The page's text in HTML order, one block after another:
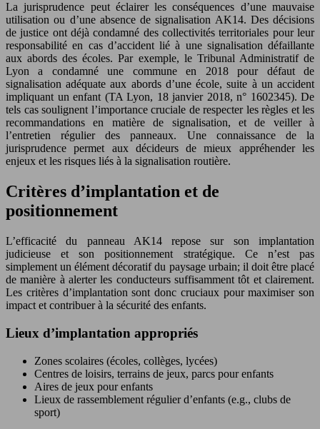
La jurisprudence peut éclairer les conséquences d’une mauvaise
utilisation ou d’une absence de signalisation AK14. Des décisions
de justice ont déjà condamné des collectivités territoriales pour leur
responsabilité en cas d’accident lié à une signalisation défaillante
aux abords des écoles. Par exemple, le Tribunal Administratif de
Lyon a condamné une commune en 2018 pour défaut de
signalisation adéquate aux abords d’une école, suite à un accident
impliquant un enfant (TA Lyon, 18 janvier 2018, n° 1602345). De
tels cas soulignent l’importance cruciale de respecter les règles et les
recommandations en matière de signalisation, et de veiller à
l’entretien régulier des panneaux. Une connaissance de la
jurisprudence permet aux décideurs de mieux appréhender les
enjeux et les risques liés à la signalisation routière.
Critères d’implantation et de
positionnement
L’efficacité du panneau AK14 repose sur son implantation
judicieuse et son positionnement stratégique. Ce n’est pas
simplement un élément décoratif du paysage urbain; il doit être placé
de manière à alerter les conducteurs suffisamment tôt et clairement.
Les critères d’implantation sont donc cruciaux pour maximiser son
impact et contribuer à la sécurité des enfants.
Lieux d’implantation appropriés
Zones scolaires (écoles, collèges, lycées)
Centres de loisirs, terrains de jeux, parcs pour enfants
Aires de jeux pour enfants
Lieux de rassemblement régulier d’enfants (e.g., clubs de
sport)